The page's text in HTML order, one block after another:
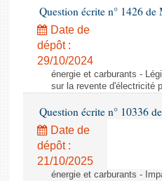
Question écrite n° 1426
Date de
dépôt :
29/10/2024
énergie et carburants -
sur la revente d'électricité
Question écrite n° 10336
Date de
dépôt :
21/10/2025
énergie et carburants -